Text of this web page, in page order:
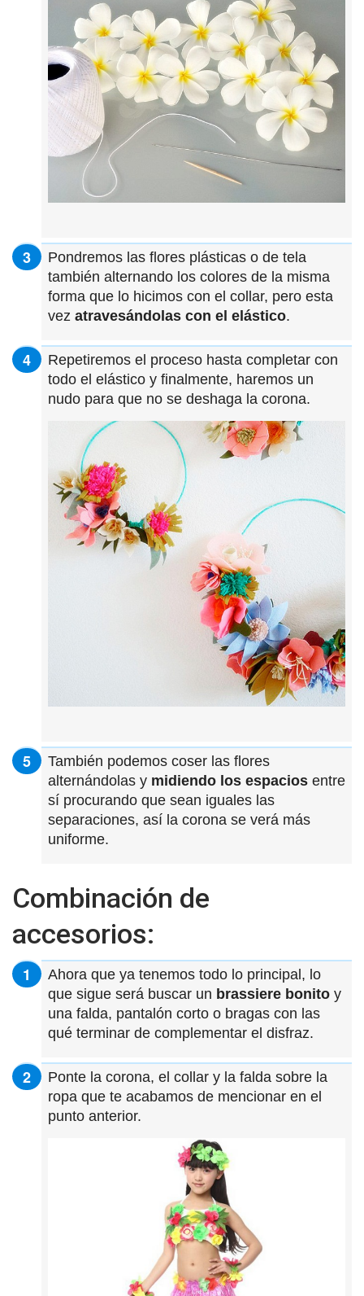
Pondremos las flores plásticas o de tela
también alternando los colores de la misma
forma que lo hicimos con el collar, pero esta
vez atravesándolas con el elástico.
Repetiremos el proceso hasta completar con
todo el elástico y finalmente, haremos un
nudo para que no se deshaga la corona.
También podemos coser las flores
alternándolas y midiendo los espacios entre
sí procurando que sean iguales las
separaciones, así la corona se verá más
uniforme.
Combinación de
accesorios:
Ahora que ya tenemos todo lo principal, lo
que sigue será buscar un brassiere bonito y
una falda, pantalón corto o bragas con las
qué terminar de complementar el disfraz.
Ponte la corona, el collar y la falda sobre la
ropa que te acabamos de mencionar en el
punto anterior.